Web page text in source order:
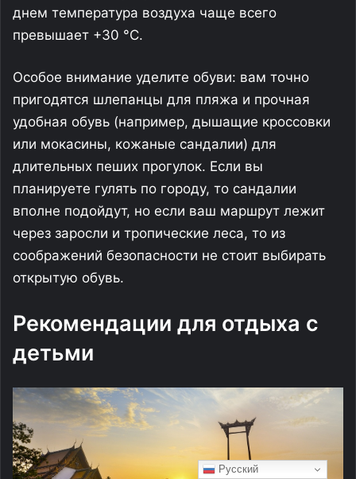
днем температура воздуха чаще всего
превышает +30 °С.
Особое внимание уделите обуви: вам точно
пригодятся шлепанцы для пляжа и прочная
удобная обувь (например, дышащие кроссовки
или мокасины, кожаные сандалии) для
длительных пеших прогулок. Если вы
планируете гулять по городу, то сандалии
вполне подойдут, но если ваш маршрут лежит
через заросли и тропические леса, то из
соображений безопасности не стоит выбирать
открытую обувь.
Рекомендации для отдыха с
детьми
Русский